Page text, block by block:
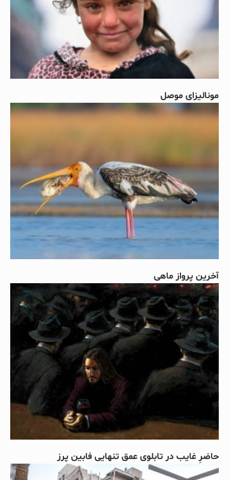
مونالیزای موصل
آخرین پرواز ماهی
حاضرِ غایب در تابلوی عمق تنهایی فابین پرز